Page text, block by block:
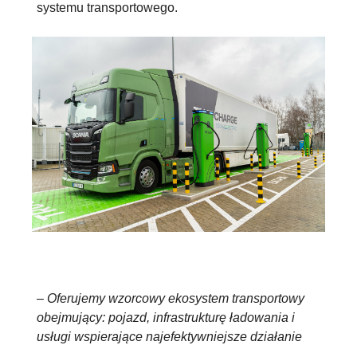
systemu transportowego.
– Oferujemy wzorcowy ekosystem transportowy
obejmujący: pojazd, infrastrukturę ładowania i
usługi wspierające najefektywniejsze działanie